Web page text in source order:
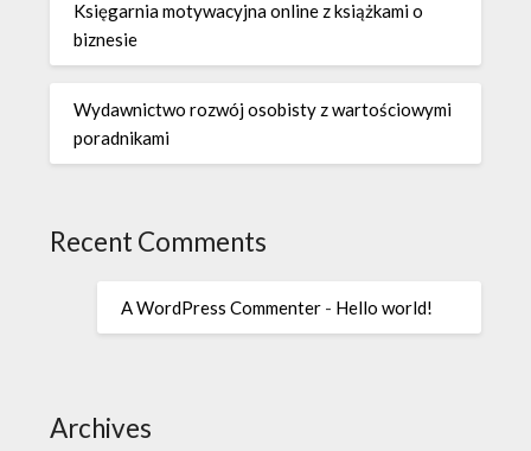
Księgarnia motywacyjna online z książkami o
biznesie
Wydawnictwo rozwój osobisty z wartościowymi
poradnikami
Recent Comments
A WordPress Commenter - Hello world!
Archives